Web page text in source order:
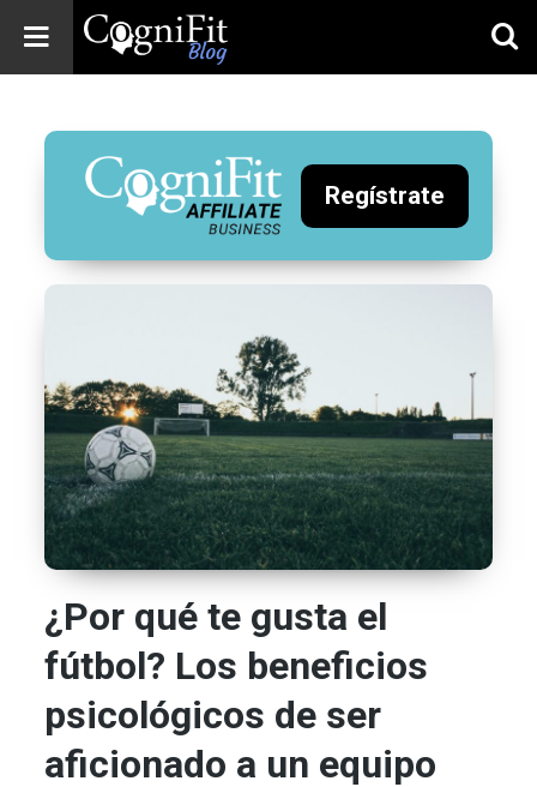
Blog: Brain
Health
News
Brain Training,
Mental Health, and
Wellness
Regístrate
¿Por qué te gusta el
fútbol? Los beneficios
psicológicos de ser
aficionado a un equipo